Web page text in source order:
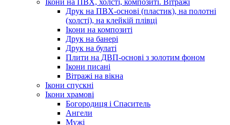
Ікони на ПВХ, холсті, композиті. Вітражі
Друк на ПВХ-основі (пластик), на полотні
(холсті), на клейкій плівці
Ікони на композиті
Друк на банері
Друк на булаті
Плити на ДВП-основі з золотим фоном
Ікони писані
Вітражі на вікна
Ікони спускні
Ікони храмові
Богородиця і Спаситель
Ангели
Мужі